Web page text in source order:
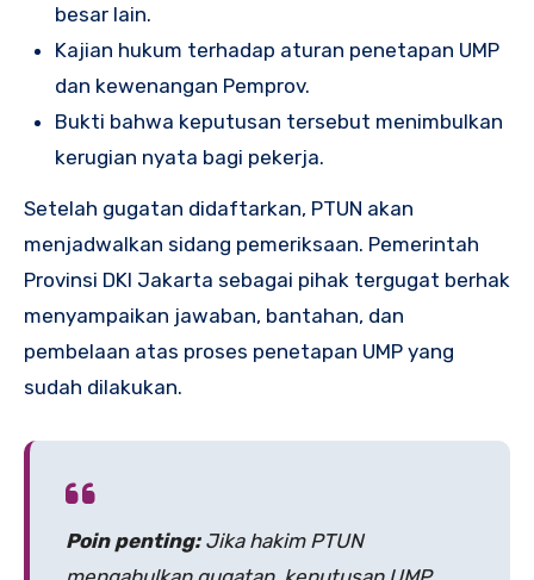
besar lain.
Kajian hukum terhadap aturan penetapan UMP
dan kewenangan Pemprov.
Bukti bahwa keputusan tersebut menimbulkan
kerugian nyata bagi pekerja.
Setelah gugatan didaftarkan, PTUN akan
menjadwalkan sidang pemeriksaan. Pemerintah
Provinsi DKI Jakarta sebagai pihak tergugat berhak
menyampaikan jawaban, bantahan, dan
pembelaan atas proses penetapan UMP yang
sudah dilakukan.
Poin penting:Jika hakim PTUN